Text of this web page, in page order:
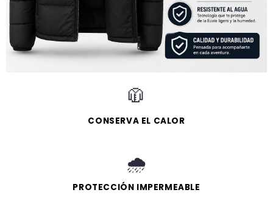
🧥
CONSERVA EL CALOR
🌧️
PROTECCIÓN IMPERMEABLE